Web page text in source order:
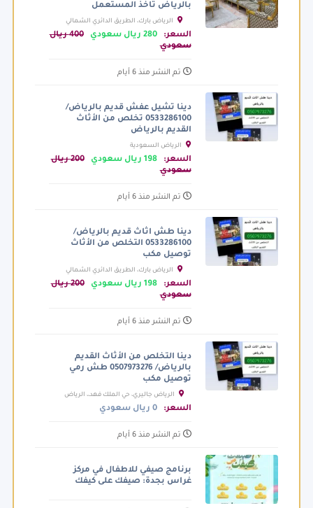
بالرياض تاخذ المستعمل
الرياض بارك، الطريق الدائري الشمالي
الفرعي، الرياض السعودية
السعر: 280 ريال سعودي
400 ريال
سعودي
تم النشر منذ 6 أيام
دينا تشيل عفش قديم بالرياض/
0533286100 تخلص من الأثاث
القديم بالرياض
السعر: 198 ريال سعودي
200 ريال
سعودي
تم النشر منذ 6 أيام
دينا طش اثاث قديم بالرياض/
0533286100 التخلص من الأثاث
توصيل مكب
الرياض بارك، الطريق الدائري الشمالي
الفرعي، الرياض السعودية
السعر: 198 ريال سعودي
200 ريال
سعودي
تم النشر منذ 6 أيام
دينا التخلص من الأثاث القديم
بالرياض/ 0507973276 طش رمي
توصيل مكب
الرياض جاليري، حي الملك فهد،، الرياض
السعودية
السعر: 0 ريال سعودي
تم النشر منذ 6 أيام
برنامج صيفي للاطفال في مركز
غراس بجدة: صيفك على كيفك